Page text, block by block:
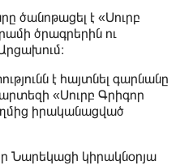
ծանոթացել է «Սուրբ
ծրագրերին ու
է հայտնել գարնանը
«Սուրբ Գրիգոր
իրականացված
Նարեկացի կիրակնօրյա